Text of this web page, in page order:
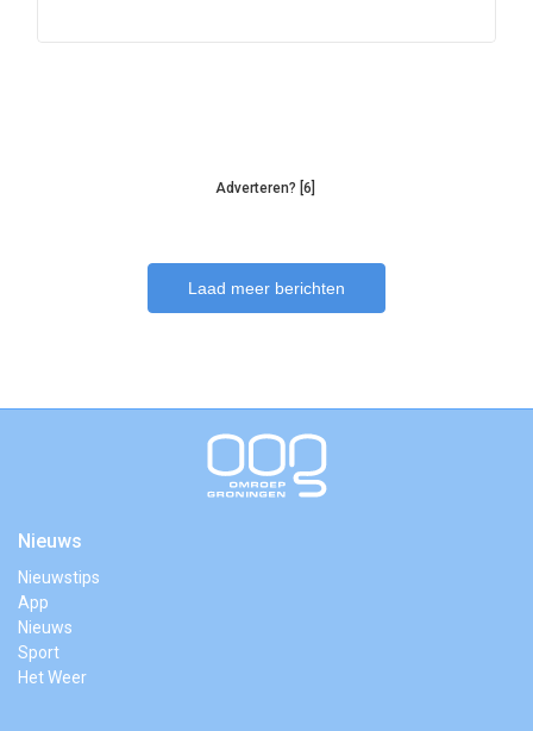
Adverteren? [6]
Laad meer berichten
Nieuws
Nieuwstips
App
Nieuws
Sport
Het Weer